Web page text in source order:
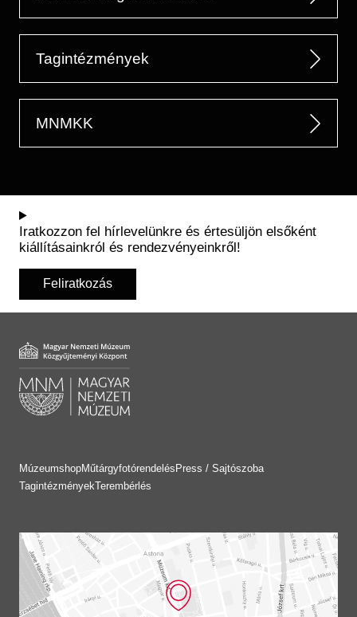
Tagintézmények
MNMKK
Iratkozzon fel hírlevelünkre és értesüljön elsőként
kiállításainkról és rendezvényeinkről!
Feliratkozás
MúzeumshopMűtárgyfotórendelés Press / Sajtószoba
TagintézményekTerembérlés